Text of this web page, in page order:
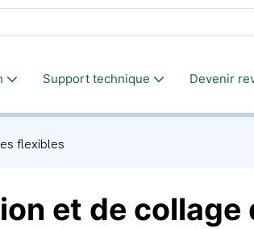
Support technique Devenir
flexibles
et de